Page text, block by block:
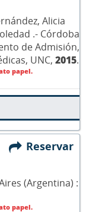
Alicia
.- Córdoba
de Admisión,
UNC, 2015.
papel.
Reservar
(Argentina) :
papel.